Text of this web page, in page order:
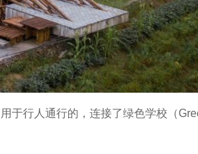
于行人通行的，连接了绿色学校（